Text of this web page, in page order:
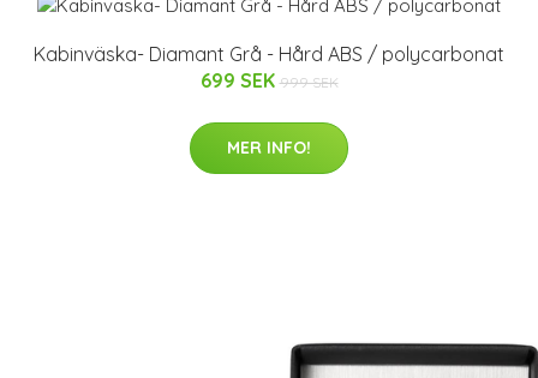
Kabinväska- Diamant Grå - Hård ABS / polycarbonat
699 SEK 999 SEK
MER INFO!